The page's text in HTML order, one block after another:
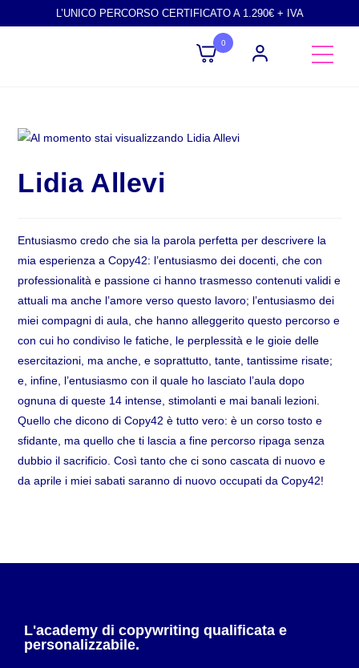
L’UNICO PERCORSO CERTIFICATO A 1.290€ + IVA
0
Lidia Allevi
Entusiasmo credo che sia la parola perfetta per descrivere la
mia esperienza a Copy42: l’entusiasmo dei docenti, che con
professionalità e passione ci hanno trasmesso contenuti validi e
attuali ma anche l’amore verso questo lavoro; l’entusiasmo dei
miei compagni di aula, che hanno alleggerito questo percorso e
con cui ho condiviso le fatiche, le perplessità e le gioie delle
esercitazioni, ma anche, e soprattutto, tante, tantissime risate;
e, infine, l’entusiasmo con il quale ho lasciato l’aula dopo
ognuna di queste 14 intense, stimolanti e mai banali lezioni.
Quello che dicono di Copy42 è tutto vero: è un corso tosto e
sfidante, ma quello che ti lascia a fine percorso ripaga senza
dubbio il sacrificio. Così tanto che ci sono cascata di nuovo e
da aprile i miei sabati saranno di nuovo occupati da Copy42!
L'academy di copywriting qualificata e
personalizzabile.